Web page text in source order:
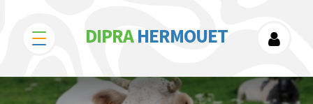
DIPRA HERMOUET